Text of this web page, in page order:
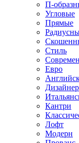
П-
Угловые
Прямые
Стиль
Евро
Кантри
Лофт
Модерн